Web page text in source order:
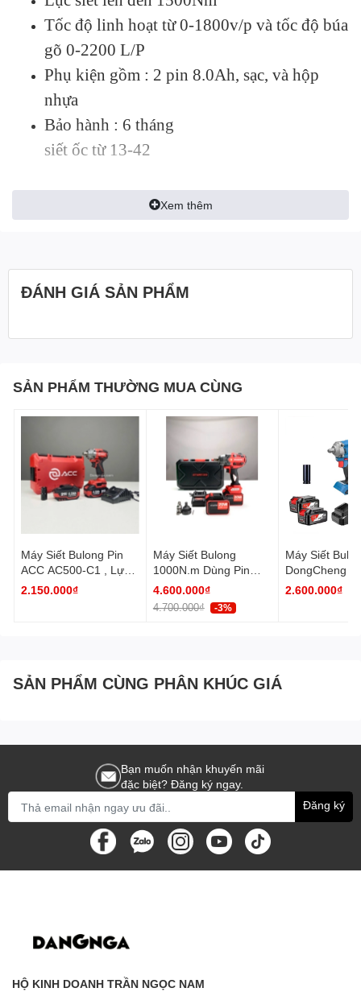
Tốc độ linh hoạt từ 0-1800v/p và tốc độ búa
gõ 0-2200 L/P
Phụ kiện gồm : 2 pin 8.0Ah, sạc, và hộp
nhựa
Bảo hành : 6 tháng
siết ốc từ 13-42
Xem thêm
ĐÁNH GIÁ SẢN PHẨM
SẢN PHẨM THƯỜNG MUA CÙNG
Máy Siết Bulong Pin
ACC AC500-C1 , Lực
Siết 550Nm
2.150.000₫
Máy Siết Bulong
1000N.m Dùng Pin
SFUNPRO
S20M1000A
4.600.000₫
4.700.000₫ -3%
Máy Siết
DongCheng
2.600.000₫
SẢN PHẨM CÙNG PHÂN KHÚC GIÁ
Bạn muốn nhận khuyến mãi
đặc biệt? Đăng ký ngay.
Đăng ký
HỘ KINH DOANH TRẦN NGỌC NAM